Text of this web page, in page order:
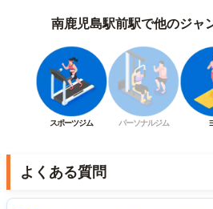
南鹿児島駅前駅で他のジャ
スポーツジム パーソナルジム
よくある質問